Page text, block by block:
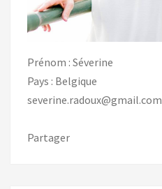
Prénom : Séverine
Pays : Belgique
severine.radoux@gmail.com
Partager